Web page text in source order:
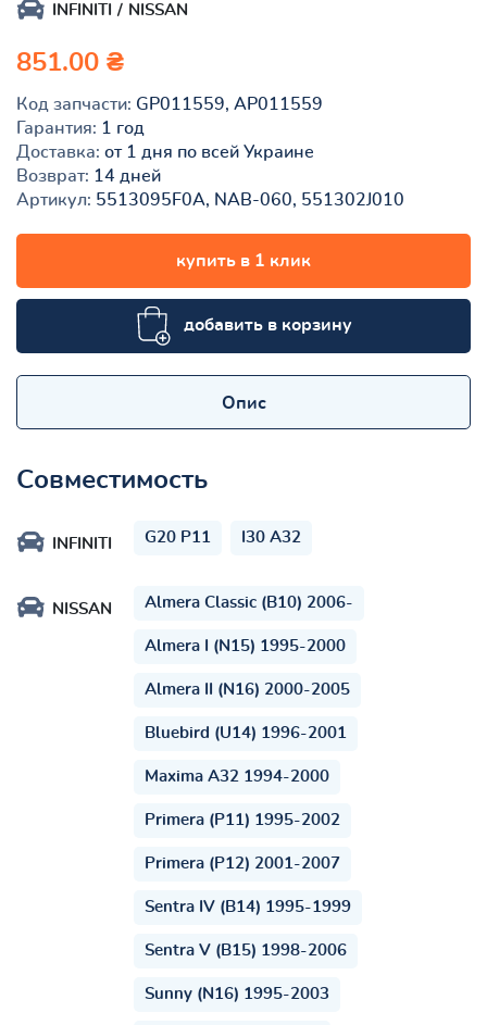
INFINITI NISSAN
851.00 ₴
Код запчасти: GP011559, AP011559
Гарантия: 1 год
Доставка: от 1 дня по всей Украине
Возврат: 14 дней
Артикул: 5513095F0A, NAB-060, 551302J010
купить в 1 клик
добавить в корзину
Опис
Совместимость
INFINITI G20 P11 I30 A32
NISSAN Almera Classic (B10) 2006-
Almera I (N15) 1995-2000
Almera II (N16) 2000-2005
Bluebird (U14) 1996-2001
Maxima A32 1994-2000
Primera (P11) 1995-2002
Primera (P12) 2001-2007
Sentra IV (B14) 1995-1999
Sentra V (B15) 1998-2006
Sunny (N16) 1995-2003